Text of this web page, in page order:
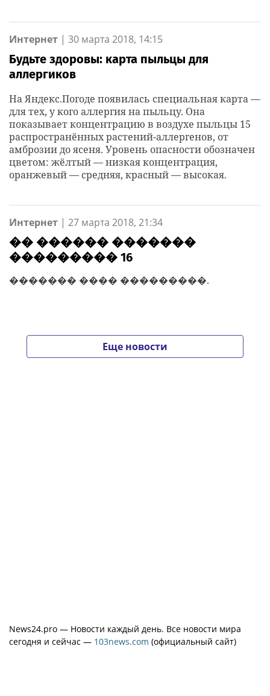
Интернет | 30 марта 2018, 14:15
Будьте здоровы: карта пыльцы для
аллергиков
На Яндекс.Погоде появилась специальная карта —
для тех, у кого аллергия на пыльцу. Она
показывает концентрацию в воздухе пыльцы 15
распространённых растений-аллергенов, от
амброзии до ясеня. Уровень опасности обозначен
цветом: жёлтый — низкая концентрация,
оранжевый — средняя, красный — высокая.
Интернет | 27 марта 2018, 21:34
�� ������ �������
��������� 16
������� ���� ���������.
Еще новости
News24.pro — Новости каждый день. Все новости мира
сегодня и сейчас — 103news.com (официальный сайт)